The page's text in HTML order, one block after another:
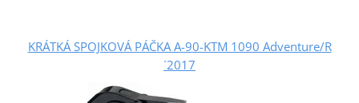
KRÁTKÁ SPOJKOVÁ PÁČKA A-90-KTM 1090 Adventure/R
´2017